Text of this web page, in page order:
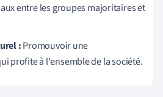
entre les groupes majoritaires et
:Promouvoir une
profite à l'ensemble de la société.